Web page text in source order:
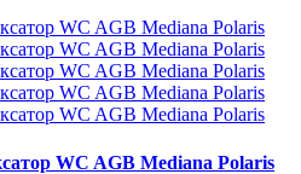
WC AGB Mediana Polaris